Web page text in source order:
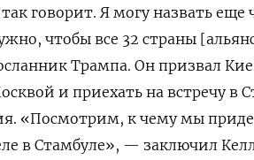
говорит. Я могу назвать
чтобы все 32 страны
Трампа. Он призвал
и приехать на встречу в
«Посмотрим, к чему мы
в Стамбуле», — заключил